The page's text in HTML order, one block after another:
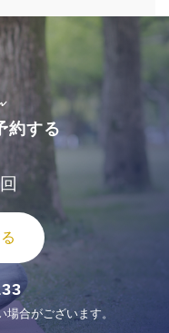
約する
合がございます。